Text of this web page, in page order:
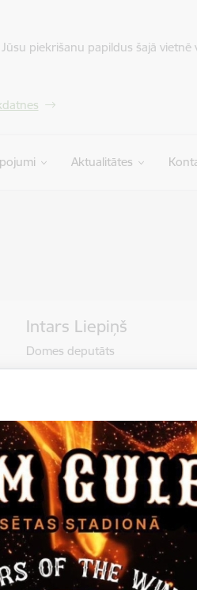
piekrišanu papildus šajā
Aktualitātes
Intars Liepiņš
Domes deputāts
piesakoties un zvanot pa